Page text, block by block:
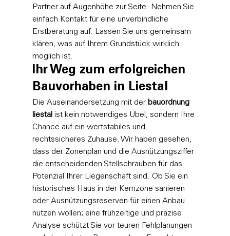
Partner auf Augenhöhe zur Seite. Nehmen Sie
einfach Kontakt für eine unverbindliche
Erstberatung auf. Lassen Sie uns gemeinsam
klären, was auf Ihrem Grundstück wirklich
möglich ist.
Ihr Weg zum erfolgreichen
Bauvorhaben in Liestal
Die Auseinandersetzung mit der bauordnung
liestal ist kein notwendiges Übel, sondern Ihre
Chance auf ein wertstabiles und
rechtssicheres Zuhause. Wir haben gesehen,
dass der Zonenplan und die Ausnützungsziffer
die entscheidenden Stellschrauben für das
Potenzial Ihrer Liegenschaft sind. Ob Sie ein
historisches Haus in der Kernzone sanieren
oder Ausnützungsreserven für einen Anbau
nutzen wollen; eine frühzeitige und präzise
Analyse schützt Sie vor teuren Fehlplanungen